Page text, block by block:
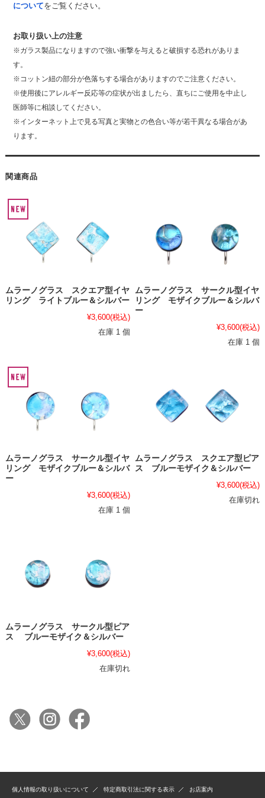
についてをご覧ください。
お取り扱い上の注意
※ガラス製品になりますので強い衝撃を与えると破損する恐れがありま
す。
※コットン紐の部分が色落ちする場合がありますのでご注意ください。
※使用後にアレルギー反応等の症状が出ましたら、直ちにご使用を中止し
医師等に相談してください。
※インターネット上で見る写真と実物との色合い等が若干異なる場合があ
ります。
関連商品
ムラーノグラス スクエア型イヤ
リング ライトブルー＆シルバー
¥3,600(税込)
在庫 1 個
ムラーノグラス サークル型イヤ
リング モザイクブルー＆シルバ
ー
¥3,600(税込)
在庫 1 個
ムラーノグラス サークル型イヤ
リング モザイクブルー＆シルバ
ー
¥3,600(税込)
在庫 1 個
ムラーノグラス スクエア型ピア
ス ブルーモザイク＆シルバー
¥3,600(税込)
在庫切れ
ムラーノグラス サークル型ピア
ス ブルーモザイク＆シルバー
¥3,600(税込)
在庫切れ
個人情報の取り扱いについて 特定商取引法に関する表示 お店案内